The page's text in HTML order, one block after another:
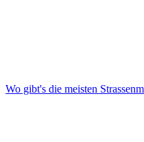
Wo gibt's die meisten